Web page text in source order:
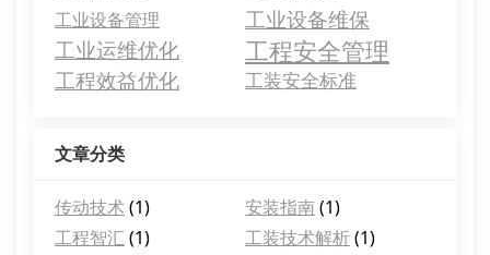
工业设备管理
工业设备维保
工业运维优化
工程安全管理
工程效益优化 工装安全标准
文章分类
传动技术(1) 安装指南(1)
工程智汇 (1) 工装技术解析(1)